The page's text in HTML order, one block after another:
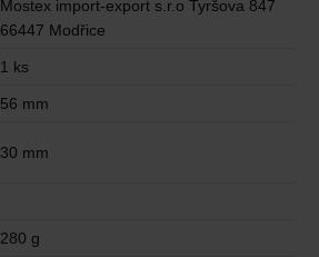
Mostex import-export s.r.o Tyršova 847
66447 Modřice
1 ks
56 mm
30 mm
280 g